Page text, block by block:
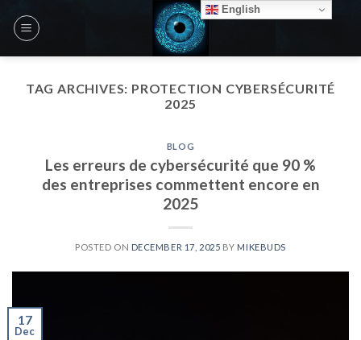
TAG ARCHIVES: PROTECTION CYBERSÉCURITÉ
2025
BLOG
Les erreurs de cybersécurité que 90 %
des entreprises commettent encore en
2025
POSTED ON DECEMBER 17, 2025 BY MIKEBUDS
17
Dec
English